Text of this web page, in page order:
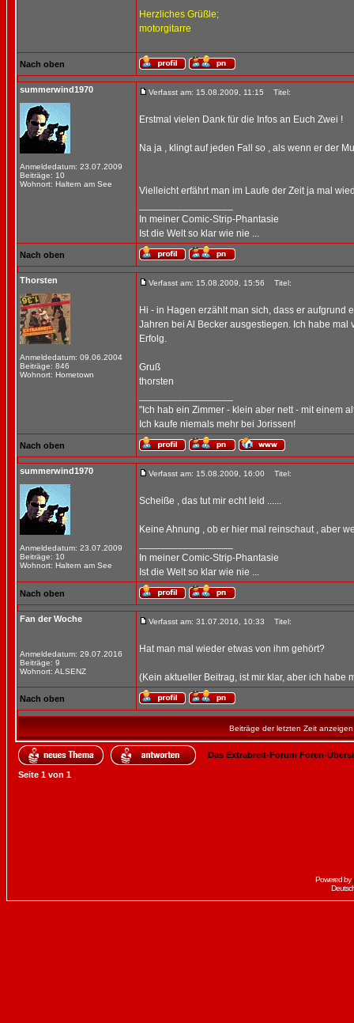
Herzliches Grüßle;
motorgitarre
Nach oben
summerwind1970
Anmeldedatum: 23.07.2009
Beiträge: 10
Wohnort: Haltern am See
Verfasst am: 15.08.2009, 11:15 Titel:
Erstmal vielen Dank für die Infos an Euch Zwei !
Na ja , klingt auf jeden Fall so , als wenn er der
Vielleicht erfährt man im Laufe der Zeit ja mal
In meiner Comic-Strip-Phantasie
Ist die Welt so klar wie nie ...
Nach oben
Thorsten
Anmeldedatum: 09.06.2004
Beiträge: 846
Wohnort: Hometown
Verfasst am: 15.08.2009, 15:56 Titel:
Hi - in Hagen erzählt man sich, dass er aufgrund
Jahren bei Al Becker ausgestiegen. Ich habe mal
Erfolg.
Gruß
thorsten
"Ich hab ein Zimmer - klein aber nett - mit einem
Ich kaufe niemals mehr bei Jorissen!
Nach oben
summerwind1970
Anmeldedatum: 23.07.2009
Beiträge: 10
Wohnort: Haltern am See
Verfasst am: 15.08.2009, 16:00 Titel:
Scheiße , das tut mir echt leid ......
Keine Ahnung , ob er hier mal reinschaut , aber
In meiner Comic-Strip-Phantasie
Ist die Welt so klar wie nie ...
Nach oben
Fan der Woche
Anmeldedatum: 29.07.2016
Beiträge: 9
Wohnort: ALSENZ
Verfasst am: 31.07.2016, 10:33 Titel:
Hat man mal wieder etwas von ihm gehört?
(Kein aktueller Beitrag, ist mir klar, aber ich habe
Nach oben
Beiträge der letzten Zeit
Das Extrabreit-Forum Foren-
Seite 1 von 1
Powered by